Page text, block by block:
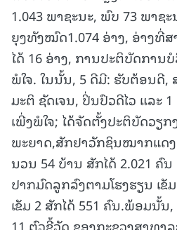
1.043 ພາຊະນະ, ພົບ 73 ພາຊ
ຍຸງທັງໝົດ1.074 ອ່າງ, ອ່າງທີ່
ໄດ້ 16 ອ່າງ, ການປະຕິບັດການ
ພໍໃຈ. ໃນນັ້ນ, 5 ດີມີ: ຮັບຕ້ອນດີ,
ມະຕິ ຊັດເຈນ, ປິ່ນປົວດີໄວ ແລະ
ເພີ່ງພໍໃຈ; ໄດ້ຈັດຕັ້ງປະຕິບັດວຽ
ພະຍາດ,ສັກຢາວັກຊິນໝາກແດງ
ນວນ 54 ບ້ານ ສັກໄດ້ 2.021 ຄົ
ປາກມົດລູກລົງຕາມໂຮງຮຽນ ເຂັ
ເຂັມ 2 ສັກໄດ້ 551 ຄົນ.ພ້ອມນັ້
11 ຕົວຊີ້ວັດ ຂອງກະຊວງສາທາ